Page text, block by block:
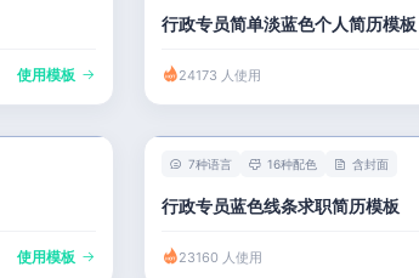
使用模板
行政专员简单淡蓝色个人简历模板
24173 人使用
使用模板
7种语言 16种配色 含封面
行政专员蓝色线条求职简历模板
23160 人使用